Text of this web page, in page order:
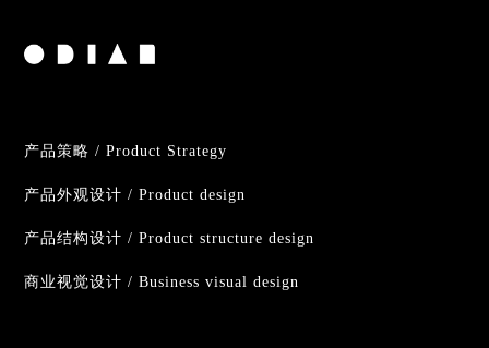
产品策略 / Product Strategy
产品外观设计 / Product design
产品结构设计 / Product structure design
商业视觉设计 / Business visual design